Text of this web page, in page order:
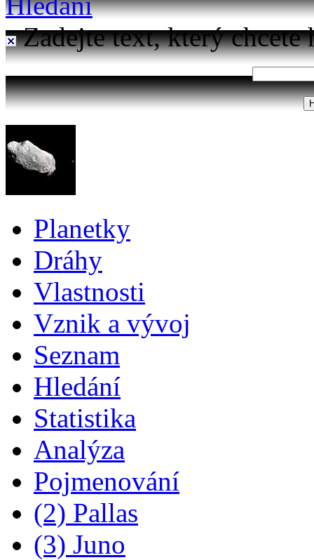
Zadejte text, který chcete
Planetky
Dráhy
Vlastnosti
Vznik a vývoj
Seznam
Hledání
Statistika
Analýza
Pojmenování
(2) Pallas
(3) Juno